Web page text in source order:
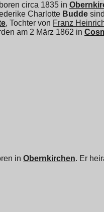
circa 1835 in
Charlotte Budde
, Tochter von Franz
am 2 März 1862 in
in Obernkirchen. Er